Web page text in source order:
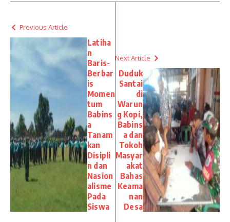
Previous Article
Latiha
n
Baris-
Berbar
is
Momen
tum
Babins
a
Tanam
kan
Disipli
n dan
Nasion
alisme
Pada
Siswa
Next Article
Duduk
Santai
di
Warun
g Kopi,
Babins
a dan
Tokoh
Masyar
akat
Bahas
Keama
nan
Desa